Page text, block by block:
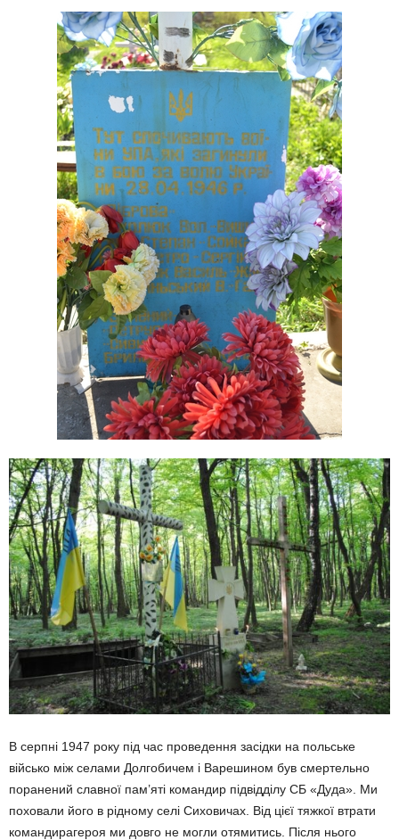
В серпні 1947 року під час проведення засідки на польське
військо між селами Долгобичем і Варешином був смертельно
поранений славної пам’яті командир підвідділу СБ «Дуда». Ми
поховали його в рідному селі Сиховичах. Від цієї тяжкої втрати
командирагероя ми довго не могли отямитись. Після нього